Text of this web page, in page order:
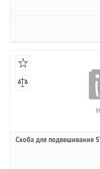
Скоба для подвешивания